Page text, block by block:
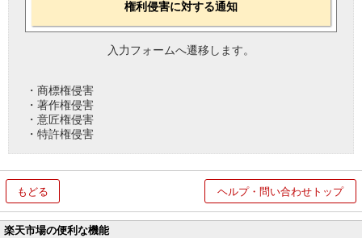
権利侵害に対する通知
入力フォームへ遷移します。
・商標権侵害
・著作権侵害
・意匠権侵害
・特許権侵害
もどる ヘルプ・問い合わせトップ
楽天市場の便利な機能